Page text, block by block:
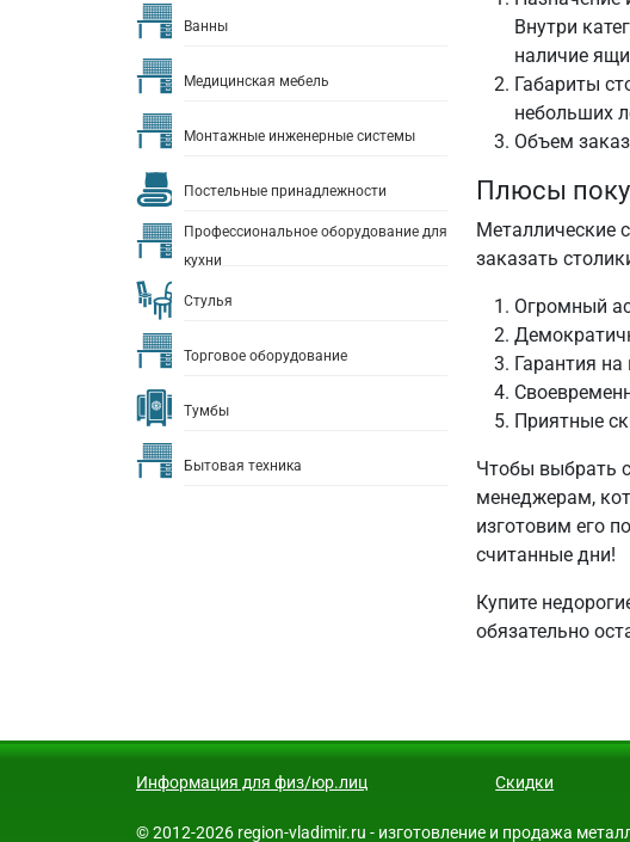
Ванны
Медицинская мебель
Монтажные инженерные системы
Постельные принадлежности
Профессиональное оборудование для
кухни
Стулья
Торговое оборудование
Тумбы
Бытовая техника
Внутри
наличие
Габариты
небольших
Объем
Плюсы
Металлические
заказать
Огромный
Гарантия
Приятные
Чтобы выбрать
менеджерам,
изготовим его
считанные дни!
Купите
обязательно
Информация для физ/юр.лиц Скидки
© 2012-2026 region-vladimir.ru - изготовление и продажа